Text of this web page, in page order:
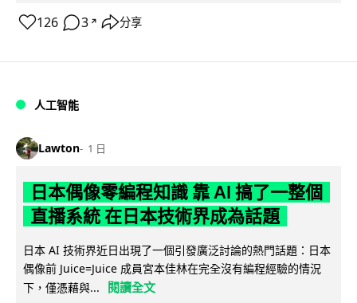
126 3 ↗ 分享
人工智能
Lawton 1 日
日本偶像零編程知識 靠 AI 搞了一整個
直播系統 在日本技術界成為話題
日本 AI 技術界近日出現了一個引發廣泛討論的熱門話題：日本
偶像前 Juice=Juice 成員宮本佳林在完全沒有編程經驗的情況
下，僅憑藉與...
閱讀全文